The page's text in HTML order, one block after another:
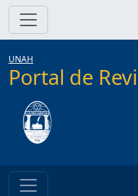
UNAH
Portal de